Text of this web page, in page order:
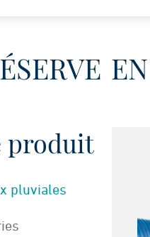
produit
pluviales